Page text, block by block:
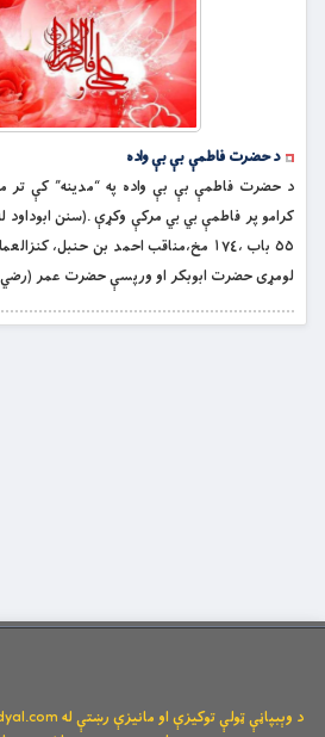
د حضرت فاطمې بې بې واده
د حضرت فاطمې بې بې واده په “مدينه” كې تر
كرامو پر فاطمې بي بي مركې وكړې .(سنن ابوداود
لومړى حضرت ابوبکر او ورپسې حضرت عمر (رضي